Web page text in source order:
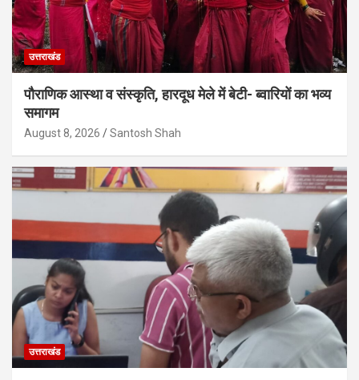
उत्तराखंड
पौराणिक आस्था व संस्कृति, हारदूध मेले में बेटी- ब्वारियों का भव्य
समागम
August 8, 2026 Santosh Shah
उत्तराखंड